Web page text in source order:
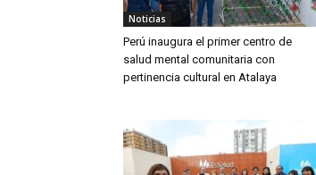
Noticias
Perú inaugura el primer centro de
salud mental comunitaria con
pertinencia cultural en Atalaya